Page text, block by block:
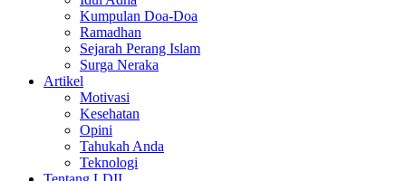
Kumpulan Doa-Doa
Ramadhan
Sejarah Perang Islam
Surga Neraka
Artikel
Motivasi
Kesehatan
Opini
Tahukah Anda
Teknologi